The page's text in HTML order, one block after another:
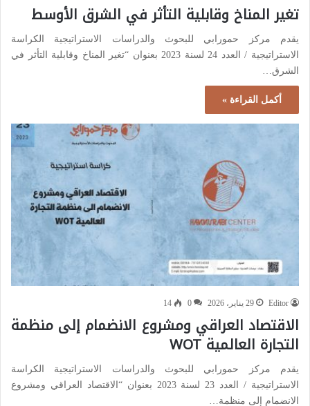
تغير المناخ وقابلية التأثر في الشرق الأوسط
يقدم مركز حمورابي للبحوث والدراسات الاستراتيجية الكراسة
الاستراتيجية / العدد 24 لسنة 2023 بعنوان “تغير المناخ وقابلية التأثر في
الشرق…
أكمل القراءة »
Editor 29 يناير، 2026 0
14
الاقتصاد العراقي ومشروع الانضمام إلى منظمة
التجارة العالمية WOT
يقدم مركز حمورابي للبحوث والدراسات الاستراتيجية الكراسة
الاستراتيجية / العدد 23 لسنة 2023 بعنوان “الاقتصاد العراقي ومشروع
الانضمام إلى منظمة…